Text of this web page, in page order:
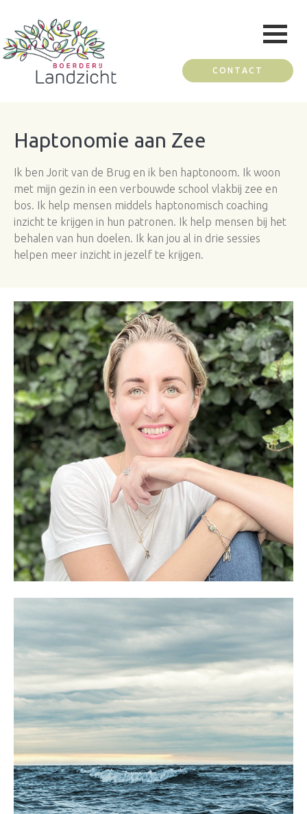
CONTACT
Haptonomie aan Zee
Ik ben Jorit van de Brug en ik ben haptonoom. Ik woon
met mijn gezin in een verbouwde school vlakbij zee en
bos. Ik help mensen middels haptonomisch coaching
inzicht te krijgen in hun patronen. Ik help mensen bij het
behalen van hun doelen. Ik kan jou al in drie sessies
helpen meer inzicht in jezelf te krijgen.